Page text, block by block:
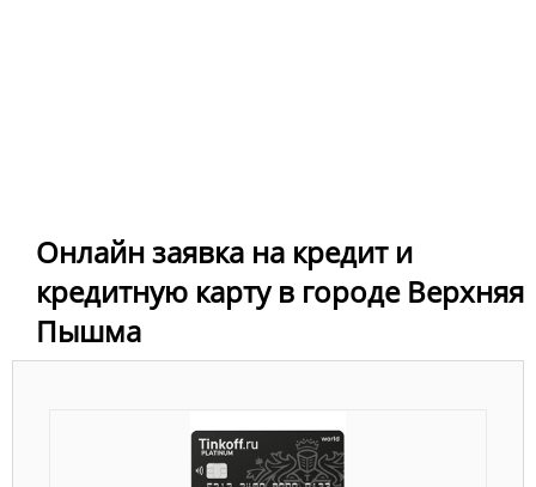
Онлайн заявка на кредит и
кредитную карту в городе Верхняя
Пышма